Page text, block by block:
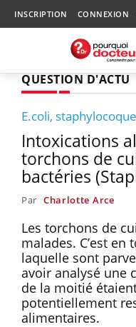
INSCRIPTION CONNEXION
QUESTION D'ACTU
E.coli,
Intoxications
torchons de
bactéries
Par Charlotte Arce
Les torchons de
malades. C’est
laquelle sont
avoir analysé une
de la moitié
potentiellement
alimentaires.